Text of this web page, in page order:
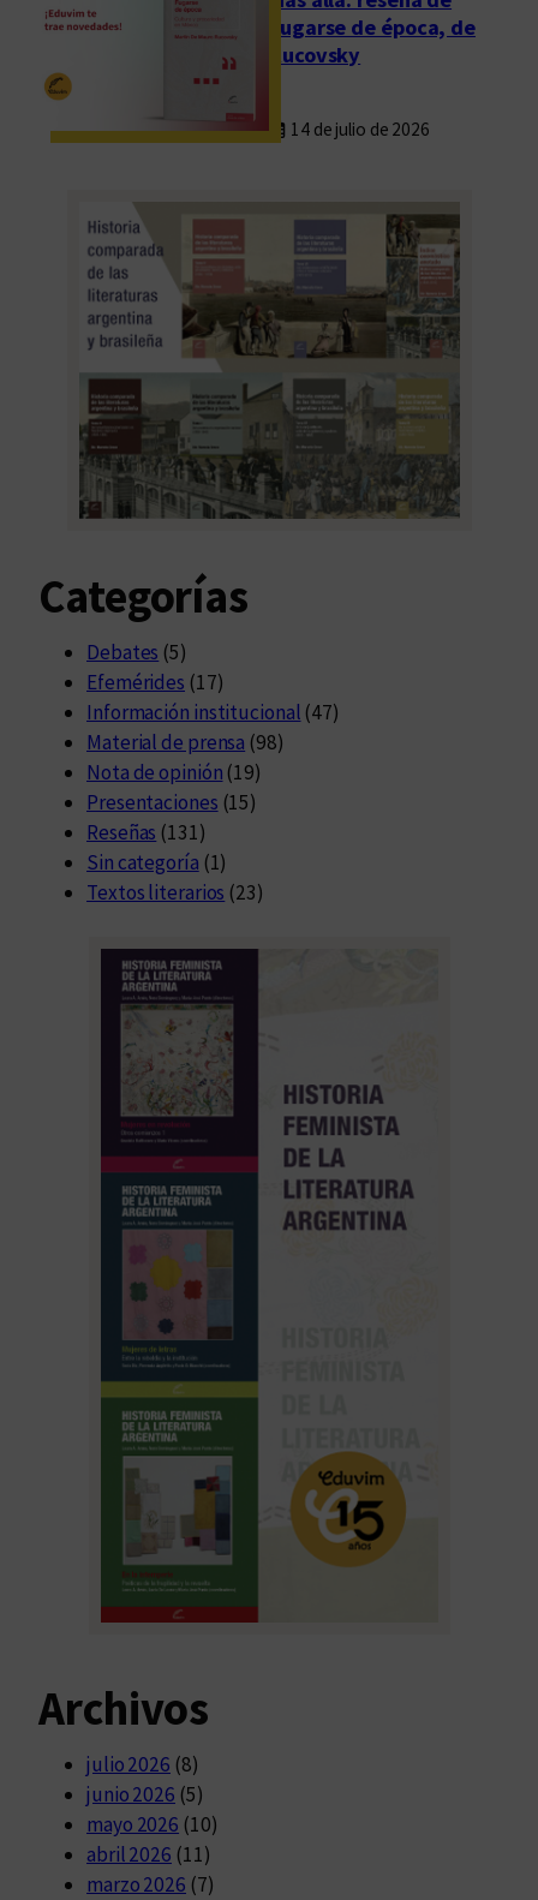
i
e
r
i
u
Fugarse de época, de
Rucovsky
14 de julio de 2026
Categorías
Debates (5)
Efemérides (17)
Información institucional (47)
Material de prensa (98)
Nota de opinión (19)
Presentaciones (15)
Reseñas (131)
Sin categoría (1)
Textos literarios (23)
Archivos
julio 2026 (8)
junio 2026 (5)
mayo 2026 (10)
abril 2026 (11)
marzo 2026 (7)